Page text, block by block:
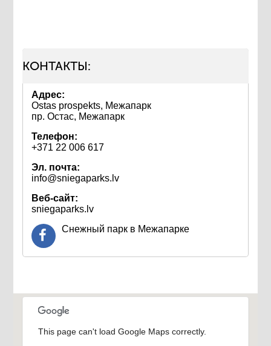
КОНТАКТЫ:
Адрес:
Ostas prospekts, Межапарк
пр. Остас, Межапарк
Телефон:
+371 22 006 617
Эл. почта:
info@sniegaparks.lv
Веб-сайт:
sniegaparks.lv
Снежный парк в Межапарке
This page can't load Google Maps correctly.